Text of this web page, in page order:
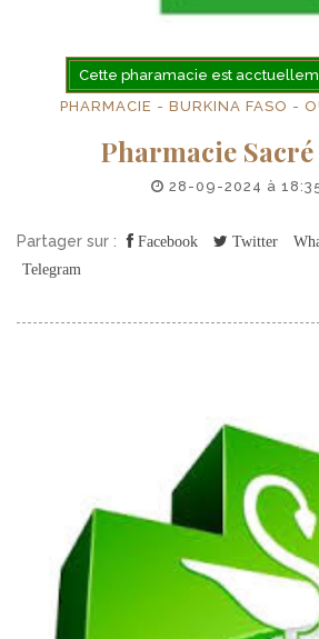
Cette pharamacie est
PHARMACIE - BURKINA FASO -
Pharmacie
28-09-2024 à
Partager sur : Facebook Twitter
Telegram